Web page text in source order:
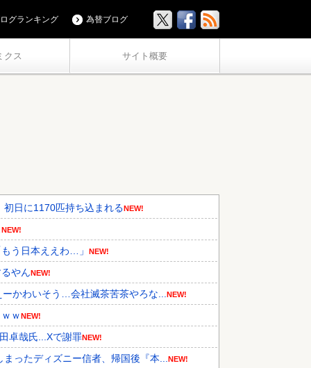
クス サイト概要
グランキング 為替ブログ
日に1170匹持ち込まれるNEW!
NEW!
う日本ええわ…」 NEW!
やんNEW!
かわいそう…会社滅茶苦茶やろな... NEW!
ｗNEW!
卓哉氏...Xで謝罪NEW!
ったディズニー信者、帰国後『本... NEW!